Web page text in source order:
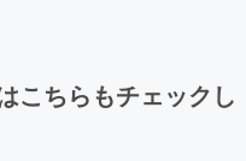
こちらもチェックし